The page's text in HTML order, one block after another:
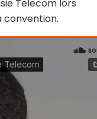
Telecom lors
convention.